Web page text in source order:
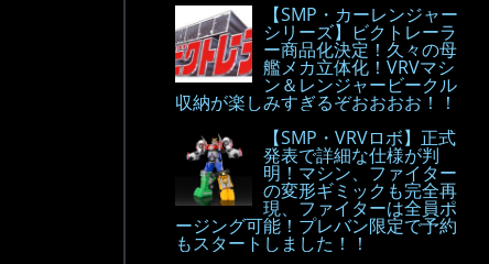
【SMP・カーレンジャー
シリーズ】ビクトレーラ
ー商品化決定！久々の母
艦メカ立体化！VRVマシ
ン＆レンジャービークル
収納が楽しみすぎるぞおおおお！！
【SMP・VRVロボ】正式
発表で詳細な仕様が判
明！マシン、ファイター
の変形ギミックも完全再
現、ファイターは全員ポ
ージング可能！プレバン限定で予約
もスタートしました！！